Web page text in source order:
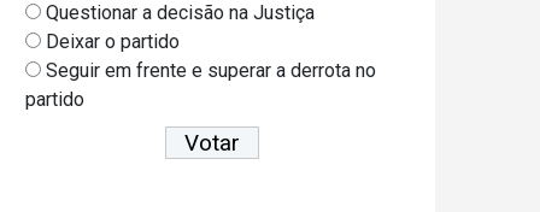
Questionar a decisão na Justiça
Deixar o partido
Seguir em frente e superar a derrota no
partido